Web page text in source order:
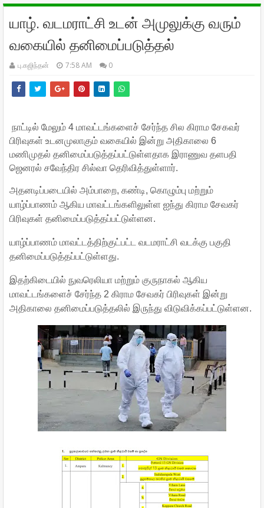
யாழ். வடமராட்சி உடன் அமுலுக்கு வரும்
வகையில் தனிமைப்படுத்தல்
பு.கஜிந்தன் 7:58 AM 0
நாட்டில் மேலும் 4 மாவட்டங்களைச் சேர்ந்த சில கிராம சேகவர்
பிரிவுகள் உடனமுலாகும் வகையில் இன்று அதிகாலை 6
மணிமுதல் தனிமைப்படுத்தப்பட்டுள்ளதாக இராணுவ தளபதி
ஜெனரல் சவேந்திர சில்வா தெரிவித்துள்ளார்.
அதனடிப்படையில் அம்பாறை, கண்டி, கொழும்பு மற்றும்
யாழ்ப்பாணம் ஆகிய மாவட்டங்களிலுள்ள ஐந்து கிராம சேவகர்
பிரிவுகள் தனிமைப்படுத்தப்பட்டுள்ளன.
யாழ்ப்பாணம் மாவட்டத்திற்குட்பட்ட வடமராட்சி வடக்கு பகுதி
தனிமைப்படுத்தப்பட்டுள்ளது.
இதற்கிடையில் நுவரெலியா மற்றும் குருநாகல் ஆகிய
மாவட்டங்களைச் சேர்ந்த 2 கிராம சேவகர் பிரிவுகள் இன்று
அதிகாலை தனிமைப்படுத்தலில் இருந்து விடுவிக்கப்பட்டுள்ளன.